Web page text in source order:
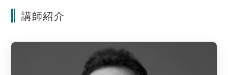
講師紹介